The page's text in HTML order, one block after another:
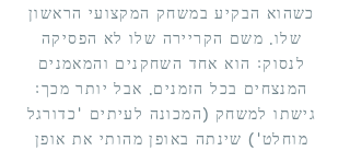
כשהוא הבקיע במשחק המקצועי הראשון
שלו. משם הקריירה שלו לא הפסיקה
לנסוק: הוא אחד השחקנים והמאמנים
המנצחים בכל הזמנים. אבל יותר מכך:
גישתו למשחק (המכונה לעיתים 'כדורגל
מוחלט') שינתה באופן מהותי את אופן